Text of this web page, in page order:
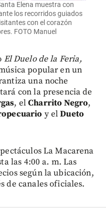
Elena muestra con
los recorridos guiados
con el corazón
FOTO Manuel
El Duelo de la Feria,
popular en un
una noche
con la presencia de
, elCharrito Negro,
y elDueto
La Macarena
las 4:00 a. m. Las
según la ubicación,
de canales oficiales.